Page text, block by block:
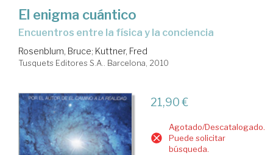
El enigma cuántico
encuentros entre la física y la conciencia
Rosenblum, Bruce; Kuttner, Fred
Tusquets Editores S.A.. Barcelona, 2010
21,90 €
Agotado/Descatalogado.
Puede solicitar
búsqueda.